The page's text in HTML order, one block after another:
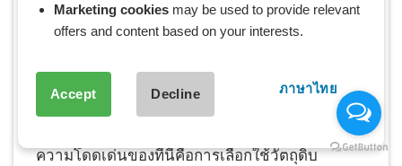
พร้อมมาพร้อมกาแฟรสเลิศไม่แพ้ใครทีเดียว ร้าน
คาเฟ่สุดอบอุ่นพื้นที่ค่อนข้างกว้าง มีที่นั่งให้สองชั้น
คนรู้ใจก็ชิคได้ทุกโอกาส เพราะการตกแต่งแบบโม
เดิร์น อบอุ่น เหมือนนั่งอยู่ในห้องนั่งเล่นบ้านเพื่อน
ความโดดเด่นของที่นี่คือการเลือกใช้วัตถุดิบ
Marketing cookies may be used to provide relevant
offers and content based on your interests.
Accept Decline ภาษาไทย